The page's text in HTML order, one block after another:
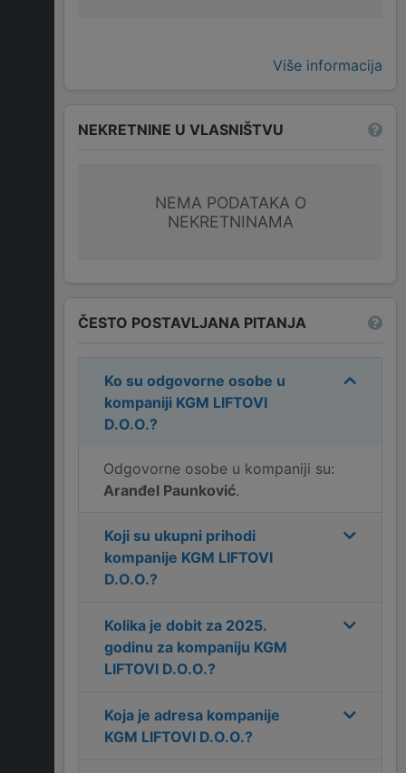
Više informacija
NEKRETNINE U VLASNIŠTVU
NEMA PODATAKA O
NEKRETNINAMA
ČESTO POSTAVLJANA PITANJA
Ko su odgovorne osobe u
kompaniji KGM LIFTOVI
D.O.O.?
Odgovorne osobe u kompaniji su:
Aranđel Paunković.
Koji su ukupni prihodi
kompanije KGM LIFTOVI
D.O.O.?
Kolika je dobit za 2025.
godinu za kompaniju KGM
LIFTOVI D.O.O.?
Koja je adresa kompanije
KGM LIFTOVI D.O.O.?